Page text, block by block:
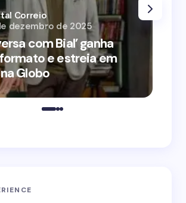
com Bial’ ganha
e estreia em
Globo
Correio
dezembro de 2025